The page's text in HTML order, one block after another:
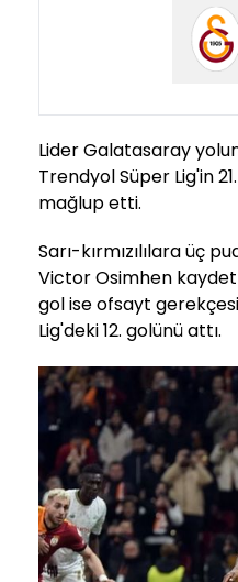
Lider Galatasaray
Trendyol Süper Lig'in
mağlup etti.
Sarı-kırmızılılara üç
Victor Osimhen
gol ise ofsayt
Lig'deki 12. golünü attı.